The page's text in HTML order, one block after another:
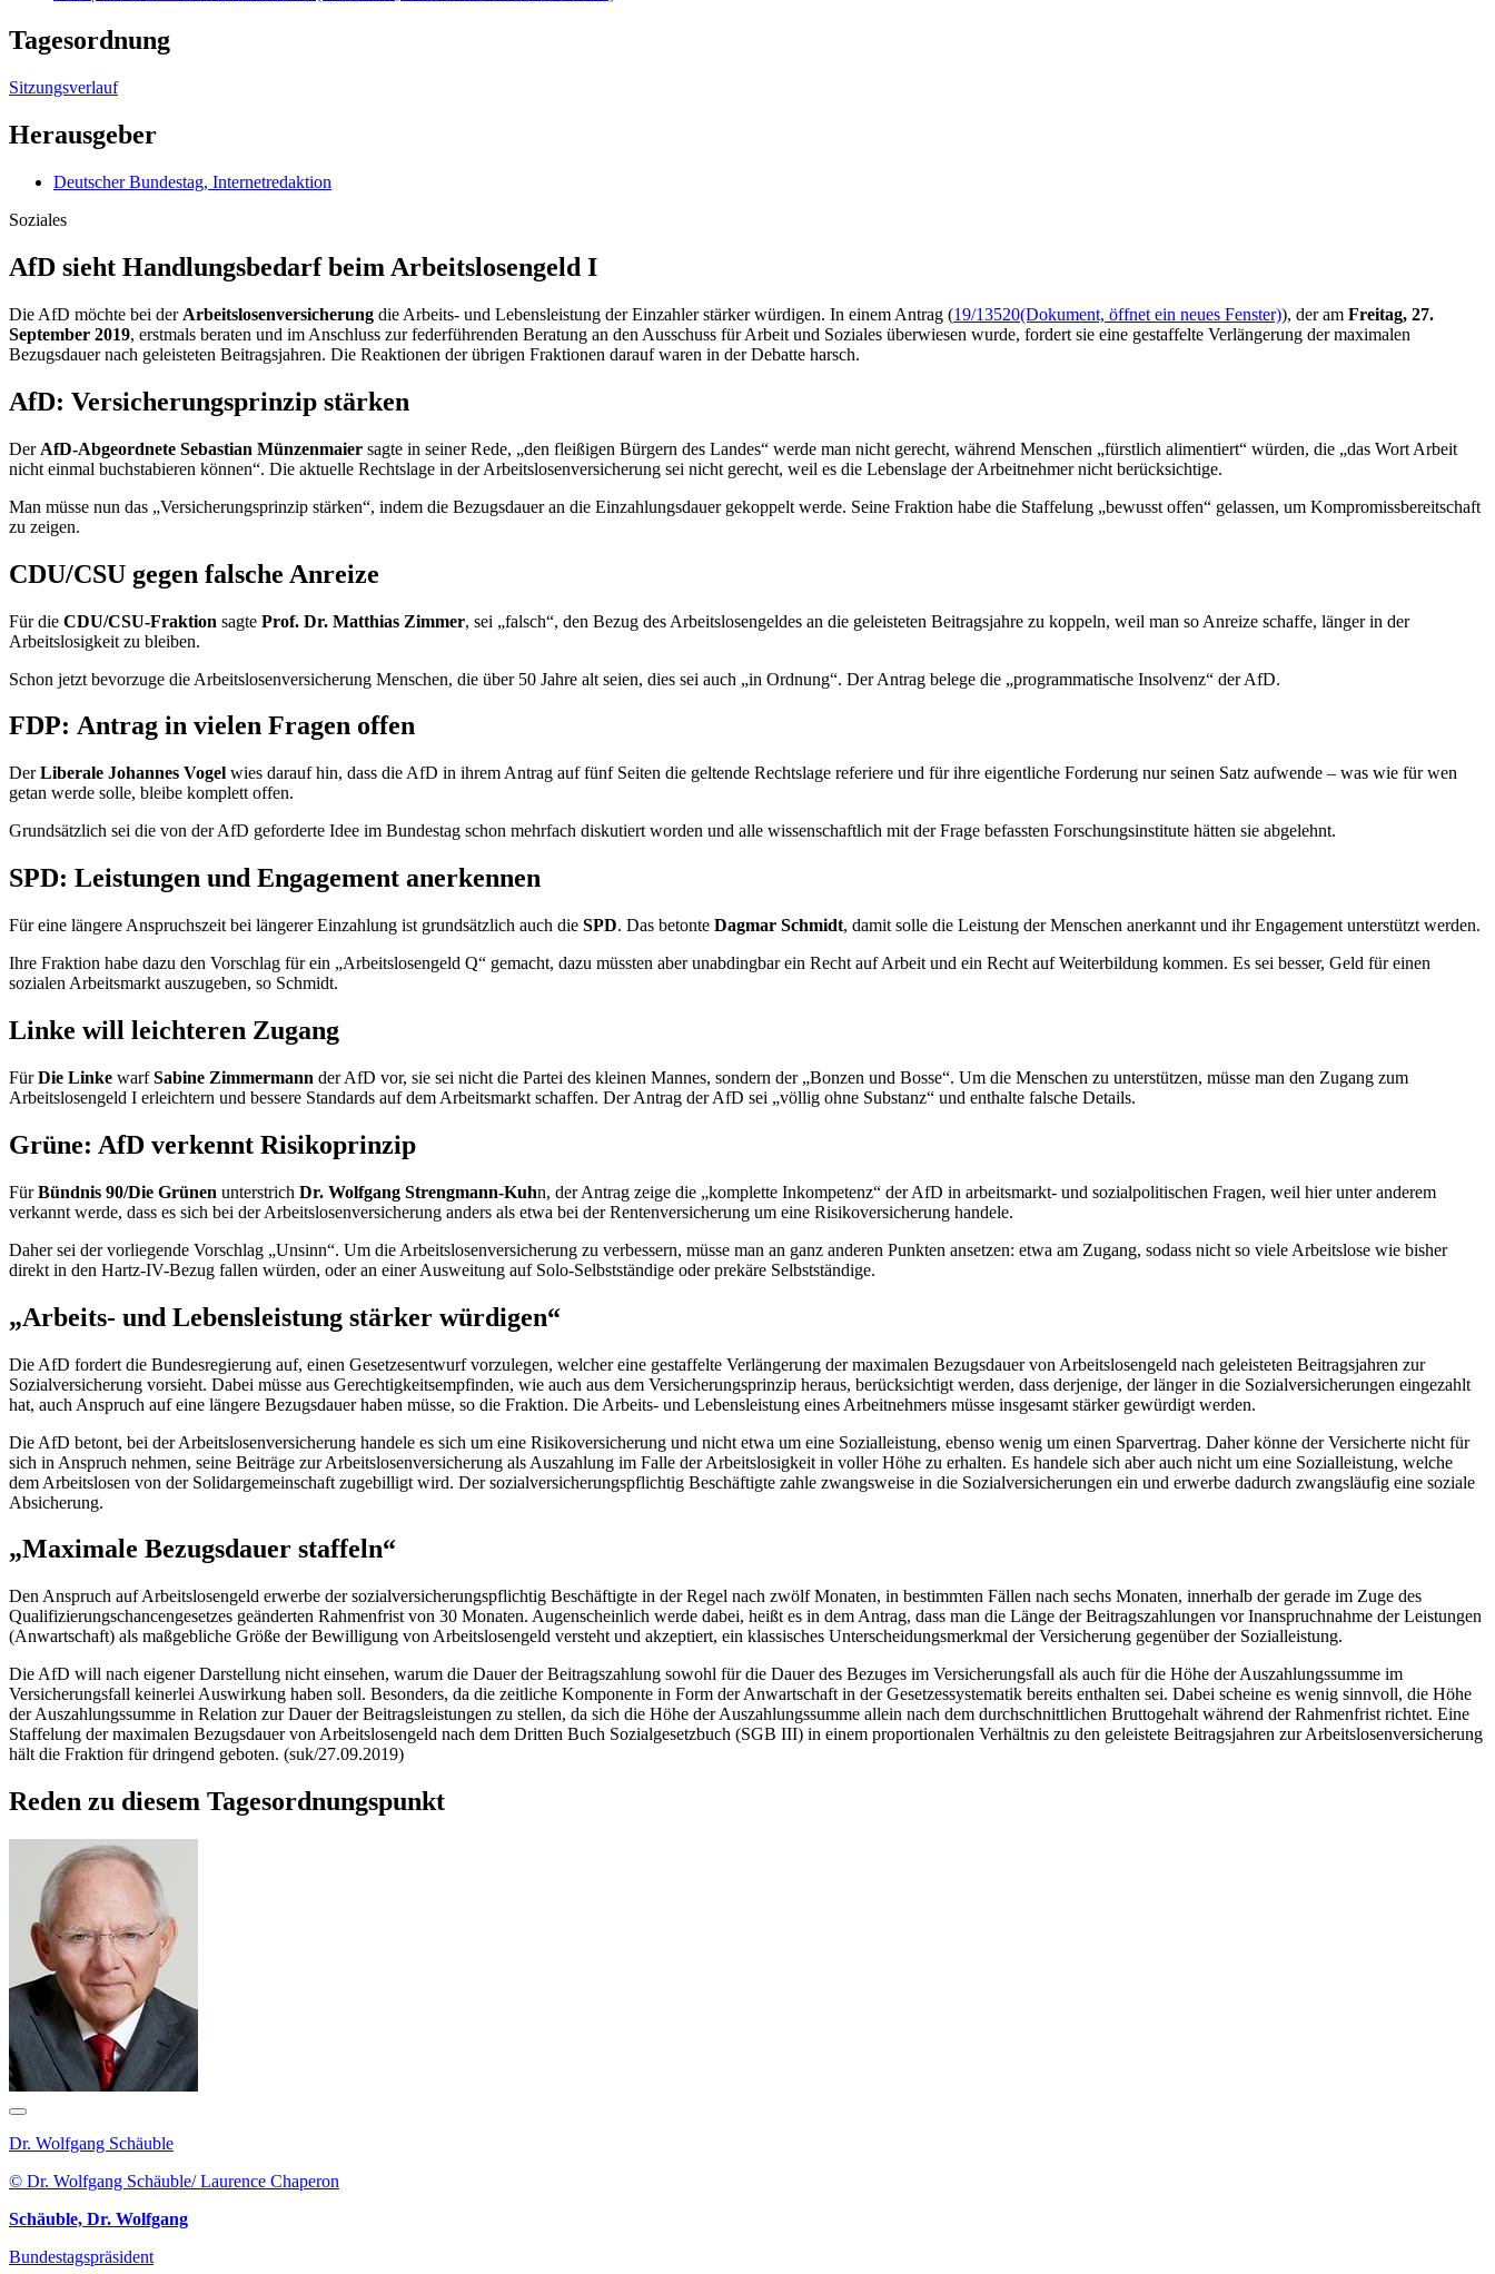
Tagesordnung
Sitzungsverlauf
Herausgeber
Deutscher Bundestag, Internetredaktion
Soziales
AfD sieht Handlungsbedarf beim Arbeitslosengeld I
Die AfD möchte bei der Arbeitslosenversicherung die Arbeits- und Lebensleistung der Einzahler stärker würdigen. In einem Antrag (19/13520(Dokument, öffnet ein neues Fenster)), der am Freitag, 27.
September 2019, erstmals beraten und im Anschluss zur federführenden Beratung an den Ausschuss für Arbeit und Soziales überwiesen wurde, fordert sie eine gestaffelte Verlängerung der maximalen
Bezugsdauer nach geleisteten Beitragsjahren. Die Reaktionen der übrigen Fraktionen darauf waren in der Debatte harsch.
AfD: Versicherungsprinzip stärken
Der AfD-Abgeordnete Sebastian Münzenmaier sagte in seiner Rede, „den fleißigen Bürgern des Landes“ werde man nicht gerecht, während Menschen „fürstlich alimentiert“ würden, die „das Wort Arbeit
nicht einmal buchstabieren können“. Die aktuelle Rechtslage in der Arbeitslosenversicherung sei nicht gerecht, weil es die Lebenslage der Arbeitnehmer nicht berücksichtige.
Man müsse nun das „Versicherungsprinzip stärken“, indem die Bezugsdauer an die Einzahlungsdauer gekoppelt werde. Seine Fraktion habe die Staffelung „bewusst offen“ gelassen, um Kompromissbereitschaft
zu zeigen.
CDU/CSU gegen falsche Anreize
Für die CDU/CSU-Fraktion sagte Prof. Dr. Matthias Zimmer, sei „falsch“, den Bezug des Arbeitslosengeldes an die geleisteten Beitragsjahre zu koppeln, weil man so Anreize schaffe, länger in der
Arbeitslosigkeit zu bleiben.
Schon jetzt bevorzuge die Arbeitslosenversicherung Menschen, die über 50 Jahre alt seien, dies sei auch „in Ordnung“. Der Antrag belege die „programmatische Insolvenz“ der AfD.
FDP: Antrag in vielen Fragen offen
DerLiberale Johannes Vogel wies darauf hin, dass die AfD in ihrem Antrag auf fünf Seiten die geltende Rechtslage referiere und für ihre eigentliche Forderung nur seinen Satz aufwende – was wie für wen
getan werde solle, bleibe komplett offen.
Grundsätzlich sei die von der AfD geforderte Idee im Bundestag schon mehrfach diskutiert worden und alle wissenschaftlich mit der Frage befassten Forschungsinstitute hätten sie abgelehnt.
SPD: Leistungen und Engagement anerkennen
Für eine längere Anspruchszeit bei längerer Einzahlung ist grundsätzlich auch die SPD. Das betonte Dagmar Schmidt, damit solle die Leistung der Menschen anerkannt und ihrEngagement unterstützt werden.
Ihre Fraktion habe dazu den Vorschlag für ein „Arbeitslosengeld Q“ gemacht, dazu müssten aber unabdingbar ein Recht auf Arbeit und ein Recht auf Weiterbildung kommen. Es sei besser, Geld für einen
sozialen Arbeitsmarkt auszugeben, so Schmidt.
Linke will leichteren Zugang
FürDie Linke warfSabine Zimmermann der AfD vor, sie sei nicht die Partei des kleinen Mannes, sondern der „Bonzen und Bosse“. Um die Menschen zu unterstützen, müsse man den Zugang zum
Arbeitslosengeld I erleichtern und bessere Standards auf dem Arbeitsmarkt schaffen. Der Antrag der AfD sei „völlig ohne Substanz“ und enthalte falsche Details.
Grüne: AfD verkennt Risikoprinzip
FürBündnis 90/Die Grünen unterstrich Dr. Wolfgang Strengmann-Kuhn, der Antrag zeige die „komplette Inkompetenz“ der AfD in arbeitsmarkt- und sozialpolitischen Fragen, weil hier unter anderem
verkannt werde, dass es sich bei der Arbeitslosenversicherung anders als etwa bei der Rentenversicherung um eine Risikoversicherung handele.
Daher sei der vorliegende Vorschlag „Unsinn“. Um die Arbeitslosenversicherung zu verbessern, müsse man an ganz anderen Punkten ansetzen: etwa am Zugang, sodass nicht so viele Arbeitslose wie bisher
direkt in den Hartz-IV-Bezug fallen würden, oder an einer Ausweitung auf Solo-Selbstständige oder prekäre Selbstständige.
„Arbeits- und Lebensleistung stärker würdigen“
Die AfD fordert die Bundesregierung auf, einen Gesetzesentwurf vorzulegen, welcher eine gestaffelte Verlängerung der maximalen Bezugsdauer von Arbeitslosengeld nach geleisteten Beitragsjahren zur
Sozialversicherung vorsieht. Dabei müsse aus Gerechtigkeitsempfinden, wie auch aus dem Versicherungsprinzip heraus, berücksichtigt werden, dass derjenige, der länger in die Sozialversicherungen eingezahlt
hat, auch Anspruch auf eine längere Bezugsdauer haben müsse, so die Fraktion. Die Arbeits- und Lebensleistung eines Arbeitnehmers müsse insgesamt stärker gewürdigt werden.
Die AfD betont, bei der Arbeitslosenversicherung handele es sich um eine Risikoversicherung und nicht etwa um eine Sozialleistung, ebenso wenig um einen Sparvertrag. Daher könne der Versicherte nicht für
sich in Anspruch nehmen, seine Beiträge zur Arbeitslosenversicherung als Auszahlung im Falle der Arbeitslosigkeit in voller Höhe zu erhalten. Es handele sich aber auch nicht um eine Sozialleistung, welche
dem Arbeitslosen von der Solidargemeinschaft zugebilligt wird. Der sozialversicherungspflichtig Beschäftigte zahle zwangsweise in die Sozialversicherungen ein und erwerbe dadurch zwangsläufig eine soziale
Absicherung.
„Maximale Bezugsdauer staffeln“
Den Anspruch auf Arbeitslosengeld erwerbe der sozialversicherungspflichtig Beschäftigte in der Regel nach zwölf Monaten, in bestimmten Fällen nach sechs Monaten, innerhalb der gerade im Zuge des
Qualifizierungschancengesetzes geänderten Rahmenfrist von 30 Monaten. Augenscheinlich werde dabei, heißt es in dem Antrag, dass man die Länge der Beitragszahlungen vor Inanspruchnahme der Leistungen
(Anwartschaft) als maßgebliche Größe der Bewilligung von Arbeitslosengeld versteht und akzeptiert, ein klassisches Unterscheidungsmerkmal der Versicherung gegenüber der Sozialleistung.
Die AfD will nach eigener Darstellung nicht einsehen, warum die Dauer der Beitragszahlung sowohl für die Dauer des Bezuges im Versicherungsfall als auch für die Höhe der Auszahlungssumme im
Versicherungsfall keinerlei Auswirkung haben soll. Besonders, da die zeitliche Komponente in Form der Anwartschaft in der Gesetzessystematik bereits enthalten sei. Dabei scheine es wenig sinnvoll, die Höhe
der Auszahlungssumme in Relation zur Dauer der Beitragsleistungen zu stellen, da sich die Höhe der Auszahlungssumme allein nach dem durchschnittlichen Bruttogehalt während der Rahmenfrist richtet. Eine
Staffelung der maximalen Bezugsdauer von Arbeitslosengeld nach dem Dritten Buch Sozialgesetzbuch (SGB III) in einem proportionalen Verhältnis zu den geleistete Beitragsjahren zur Arbeitslosenversicherung
hält die Fraktion für dringend geboten. (suk/27.09.2019)
Reden zu diesem Tagesordnungspunkt
Dr. Wolfgang Schäuble
© Dr. Wolfgang Schäuble/ Laurence Chaperon
Schäuble, Dr. Wolfgang
Bundestagspräsident